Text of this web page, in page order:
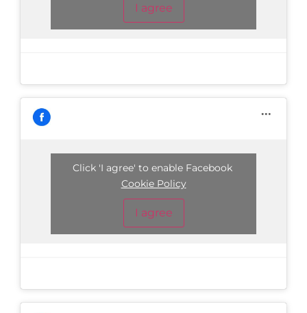
I agree
Click 'I agree' to enable Facebook
Cookie Policy
I agree